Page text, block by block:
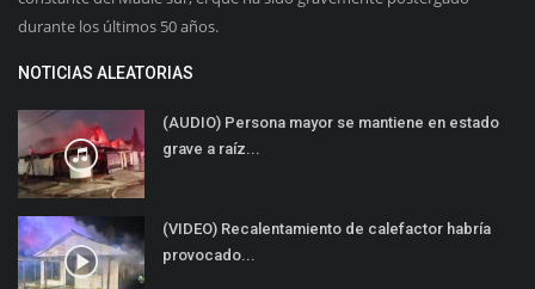
durante los últimos 50 años.
NOTICIAS ALEATORIAS
(AUDIO) Persona mayor se mantiene en estado
grave a raíz...
(VIDEO) Recalentamiento de calefactor habría
provocado...